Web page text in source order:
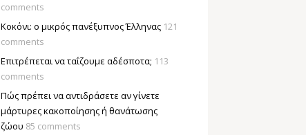
comments
Κοκόνι: ο μικρός πανέξυπνος Έλληνας 121
comments
Επιτρέπεται να ταΐζουµε αδέσποτα; 113
comments
Πώς πρέπει να αντιδράσετε αν γίνετε
μάρτυρες κακοποίησης ή θανάτωσης
ζώου 85 comments